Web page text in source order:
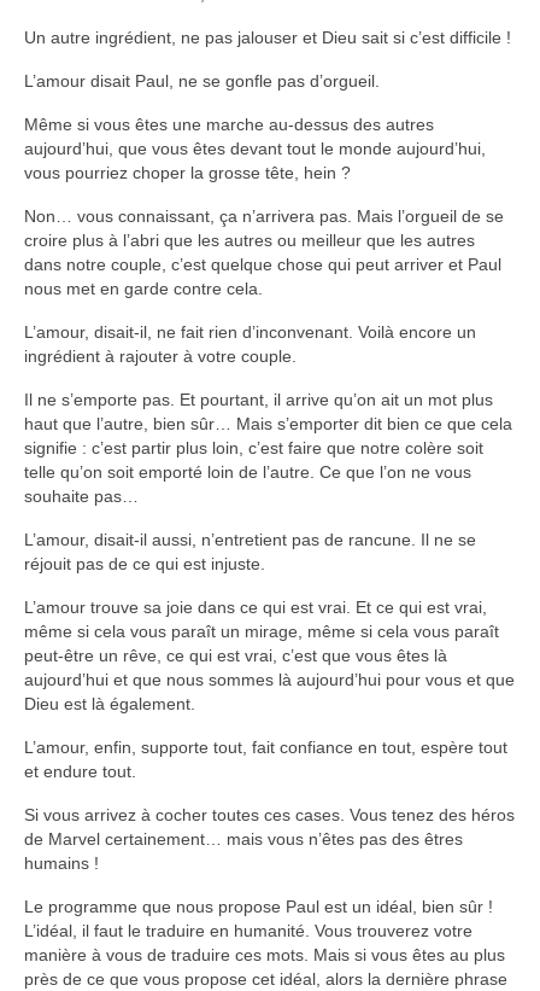
Un autre ingrédient, ne pas jalouser et Dieu sait si c’est difficile !
L’amour disait Paul, ne se gonfle pas d’orgueil.
Même si vous êtes une marche au-dessus des autres
aujourd’hui, que vous êtes devant tout le monde aujourd’hui,
vous pourriez choper la grosse tête, hein ?
Non… vous connaissant, ça n’arrivera pas. Mais l’orgueil de se
croire plus à l’abri que les autres ou meilleur que les autres
dans notre couple, c’est quelque chose qui peut arriver et Paul
nous met en garde contre cela.
L’amour, disait-il, ne fait rien d’inconvenant. Voilà encore un
ingrédient à rajouter à votre couple.
Il ne s’emporte pas. Et pourtant, il arrive qu’on ait un mot plus
haut que l’autre, bien sûr… Mais s’emporter dit bien ce que cela
signifie : c’est partir plus loin, c’est faire que notre colère soit
telle qu’on soit emporté loin de l’autre. Ce que l’on ne vous
souhaite pas…
L’amour, disait-il aussi, n’entretient pas de rancune. Il ne se
réjouit pas de ce qui est injuste.
L’amour trouve sa joie dans ce qui est vrai. Et ce qui est vrai,
même si cela vous paraît un mirage, même si cela vous paraît
peut-être un rêve, ce qui est vrai, c’est que vous êtes là
aujourd’hui et que nous sommes là aujourd’hui pour vous et que
Dieu est là également.
L’amour, enfin, supporte tout, fait confiance en tout, espère tout
et endure tout.
Si vous arrivez à cocher toutes ces cases. Vous tenez des héros
de Marvel certainement… mais vous n’êtes pas des êtres
humains !
Le programme que nous propose Paul est un idéal, bien sûr !
L’idéal, il faut le traduire en humanité. Vous trouverez votre
manière à vous de traduire ces mots. Mais si vous êtes au plus
près de ce que vous propose cet idéal, alors la dernière phrase